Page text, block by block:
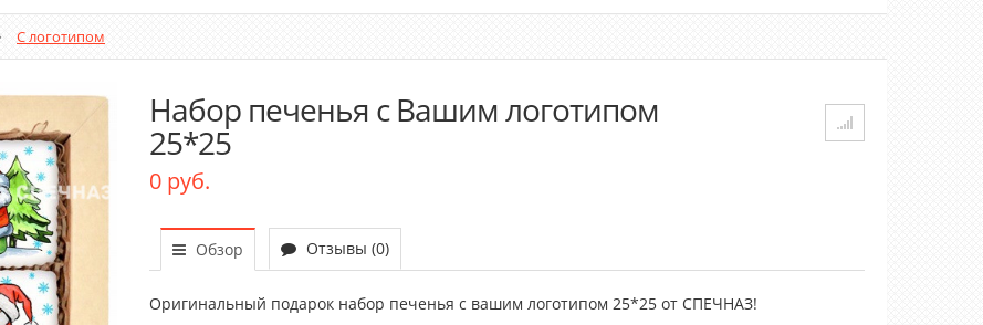
С логотипом
Набор печенья с Вашим логотипом
25*25
0 руб.
Обзор Отзывы (0)
Оригинальный подарок набор печенья с вашим логотипом 25*25 от СПЕЧНАЗ!